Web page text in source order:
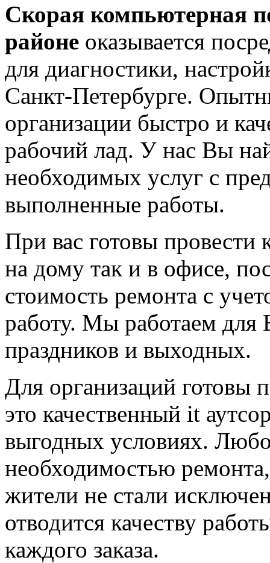
Скорая компьютерная
районе оказывается
для диагностики,
Санкт-Петербурге.
организации быстро и
рабочий лад. У нас Вы
необходимых услуг с
выполненные работы.
При вас готовы провести
на дому так и в офисе,
стоимость ремонта с
работу. Мы работаем для
праздников и выходных.
Для организаций готовы
это качественный it
выгодных условиях.
необходимостью
жители не стали
отводится качеству
каждого заказа.